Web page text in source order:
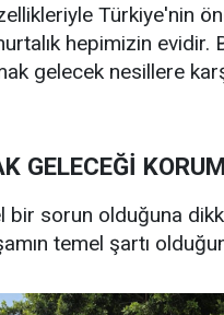
Türkiye'nin
hepimizin
gelecek nesillere
GELECEĞİ
bir sorun olduğuna
temel şartı